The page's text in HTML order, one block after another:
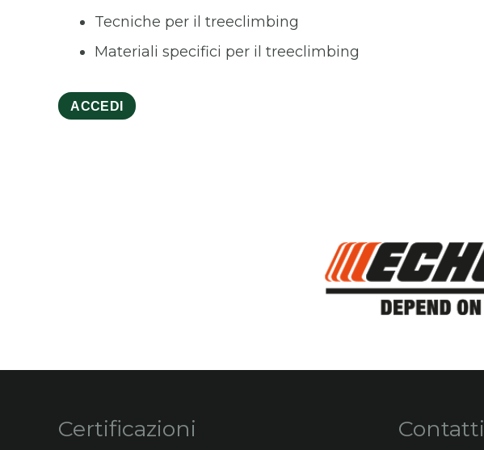
Tecniche per il treeclimbing
Materiali specifici per il treeclimbing
ACCEDI
Certificazioni Contatti